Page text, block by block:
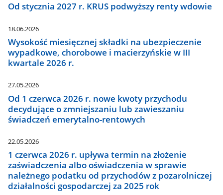
Od stycznia 2027 r. KRUS podwyższy renty wdowie
18.06.2026
Wysokość miesięcznej składki na ubezpieczenie
wypadkowe, chorobowe i macierzyńskie w III
kwartale 2026 r.
27.05.2026
Od 1 czerwca 2026 r. nowe kwoty przychodu
decydujące o zmniejszaniu lub zawieszaniu
świadczeń emerytalno-rentowych
22.05.2026
1 czerwca 2026 r. upływa termin na złożenie
zaświadczenia albo oświadczenia w sprawie
należnego podatku od przychodów z pozarolniczej
działalności gospodarczej za 2025 rok